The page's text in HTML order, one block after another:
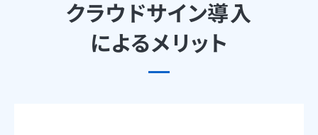
クラウドサイン導入
によるメリット